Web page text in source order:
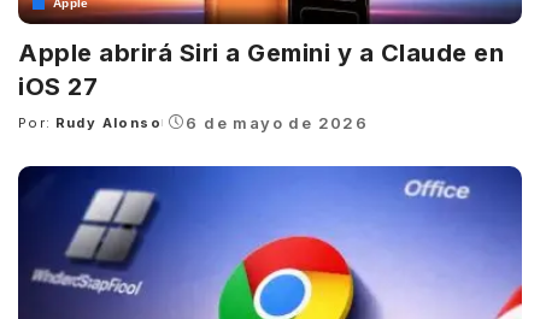
Apple
Apple abrirá Siri a Gemini y a Claude en
iOS 27
Posted
Por: Rudy Alonso 6 de mayo de 2026